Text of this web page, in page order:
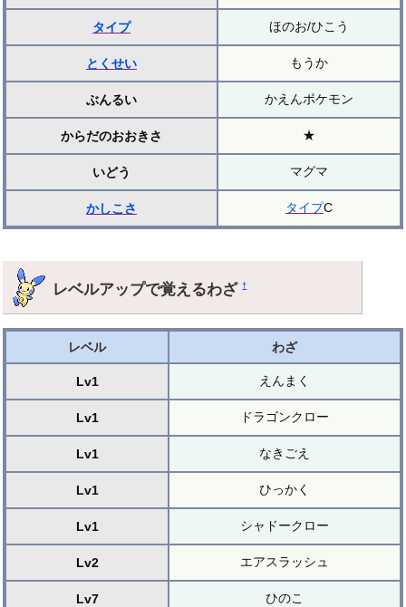
タイプ ほのお/ひこう
とくせい もうか
ぶんるい かえんポケモン
からだのおおきさ ★
いどう マグマ
かしこさ タイプC
レベルアップで覚えるわざ†
レベル わざ
Lv1 えんまく
Lv1 ドラゴンクロー
Lv1 なきごえ
Lv1 ひっかく
Lv1 シャドークロー
Lv2 エアスラッシュ
Lv7 ひのこ